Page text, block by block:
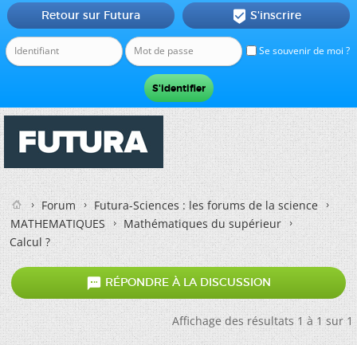
Se souvenir de moi ?
Retour sur Futura  S'inscrire
Forum
Futura-Sciences : les forums de la science
MATHEMATIQUES
Mathématiques du supérieur
Calcul ?
 RÉPONDRE À LA DISCUSSION
Affichage des résultats 1 à 1 sur 1